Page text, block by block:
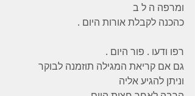
ומרפה ה ל ב
כהכנה לקבלת אורות היום .
רפו ודעו . פור היום .
גם אם קריאת המגילה תוזמנה לבוקר
וניתן להגיע אליה